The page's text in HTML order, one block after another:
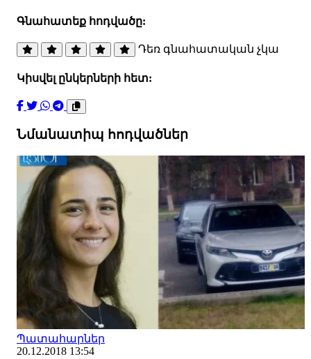
Գնահատեք հոդվածը:
Դեռ գնահատական չկա
Կիսվել ընկերների հետ:
Նմանատիպ հոդվածներ
Պատահարներ
20.12.2018 13:54